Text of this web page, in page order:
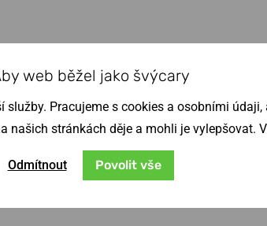
web běžel jako švýcary
Pracujeme s cookies a osobními
našich stránkách děje a mohli je vylepšovat.
Odmítnout Povolit vše